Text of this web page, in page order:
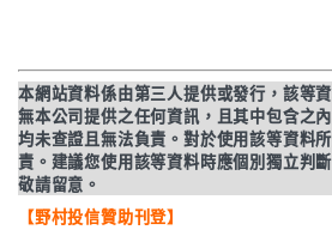
本網站資料係由第三人提供或發行，該等
無本公司提供之任何資訊，且其中包含之
均未查證且無法負責。對於使用該等資料
責。建議您使用該等資料時應個別獨立判
敬請留意。
【野村投信贊助刊登】